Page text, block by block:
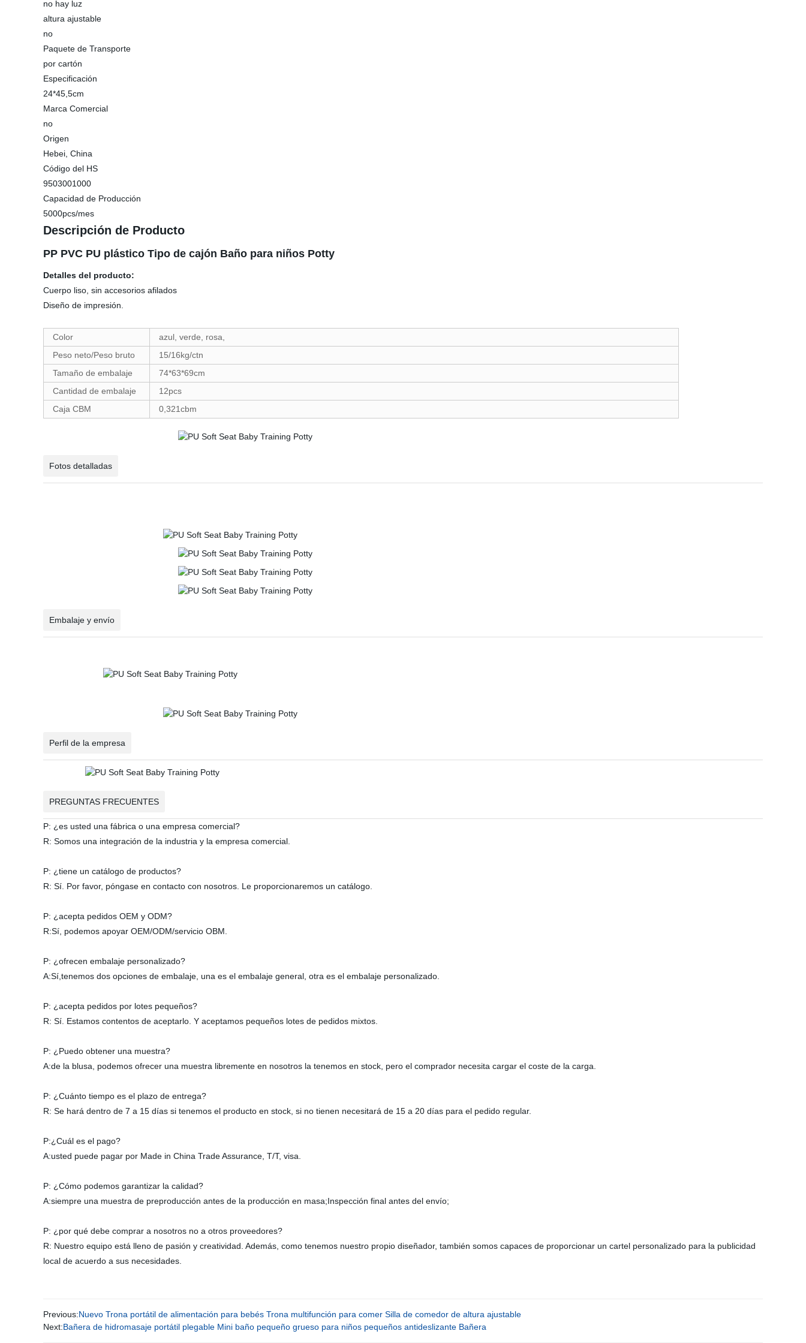
no hay luz
altura ajustable
no
Paquete de Transporte
por cartón
Especificación
24*45,5cm
Marca Comercial
no
Origen
Hebei, China
Código del HS
9503001000
Capacidad de Producción
5000pcs/mes
Descripción de Producto
PP PVC PU plástico Tipo de cajón Baño para niños Potty
Detalles del producto:
Cuerpo liso, sin accesorios afilados
Diseño de impresión.
Color
azul, verde, rosa,
Peso neto/Peso bruto
15/16kg/ctn
Tamaño de embalaje
74*63*69cm
Cantidad de embalaje
12pcs
Caja CBM
0,321cbm
Fotos detalladas
Embalaje y envío
Perfil de la empresa
PREGUNTAS FRECUENTES
P: ¿es usted una fábrica o una empresa comercial?
R: Somos una integración de la industria y la empresa comercial.
P: ¿tiene un catálogo de productos?
R: Sí. Por favor, póngase en contacto con nosotros. Le proporcionaremos un catálogo.
P: ¿acepta pedidos OEM y ODM?
R:Sí, podemos apoyar OEM/ODM/servicio OBM.
P: ¿ofrecen embalaje personalizado?
A:Sí,tenemos dos opciones de embalaje, una es el embalaje general, otra es el embalaje personalizado.
P: ¿acepta pedidos por lotes pequeños?
R: Sí. Estamos contentos de aceptarlo. Y aceptamos pequeños lotes de pedidos mixtos.
P: ¿Puedo obtener una muestra?
A:de la blusa, podemos ofrecer una muestra libremente en nosotros la tenemos en stock, pero el comprador necesita cargar el coste de la carga.
P: ¿Cuánto tiempo es el plazo de entrega?
R: Se hará dentro de 7 a 15 días si tenemos el producto en stock, si no tienen necesitará de 15 a 20 días para el pedido regular.
P:¿Cuál es el pago?
A:usted puede pagar por Made in China Trade Assurance, T/T, visa.
P: ¿Cómo podemos garantizar la calidad?
A:siempre una muestra de preproducción antes de la producción en masa;Inspección final antes del envío;
P: ¿por qué debe comprar a nosotros no a otros proveedores?
R: Nuestro equipo está lleno de pasión y creatividad. Además, como tenemos nuestro propio diseñador, también somos capaces de proporcionar un cartel personalizado para la publicidad
local de acuerdo a sus necesidades.
Previous:Nuevo Trona portátil de alimentación para bebés Trona multifunción para comer Silla de comedor de altura ajustable
Next:Bañera de hidromasaje portátil plegable Mini baño pequeño grueso para niños pequeños antideslizante Bañera